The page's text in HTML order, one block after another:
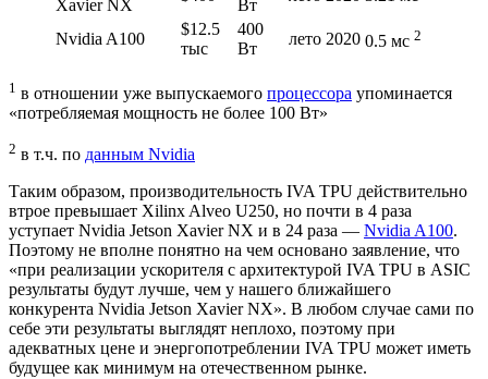
Xavier NX Вт
Nvidia A100
$12.5
тыс
400
Вт
лето 2020 0.5 мс 2
1 в отношении уже выпускаемого процессора упоминается
«потребляемая мощность не более 100 Вт»
2 в т.ч. по данным Nvidia
Таким образом, производительность IVA TPU действительно
втрое превышает Xilinx Alveo U250, но почти в 4 раза
уступает Nvidia Jetson Xavier NX и в 24 раза — Nvidia A100.
Поэтому не вполне понятно на чем основано заявление, что
«при реализации ускорителя с архитектурой IVA TPU в ASIC
результаты будут лучше, чем у нашего ближайшего
конкурента Nvidia Jetson Xavier NX». В любом случае сами по
себе эти результаты выглядят неплохо, поэтому при
адекватных цене и энергопотреблении IVA TPU может иметь
будущее как минимум на отечественном рынке.